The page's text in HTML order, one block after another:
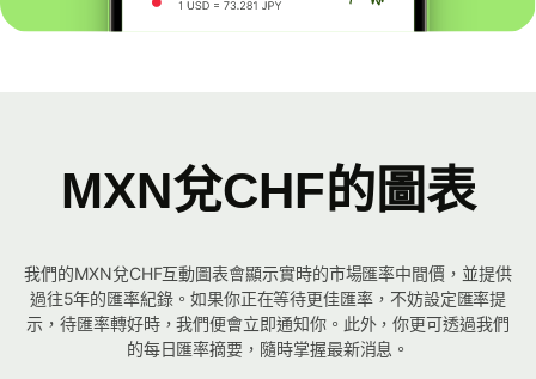
MXN兌CHF的圖表
我們的MXN兌CHF互動圖表會顯示實時的市場匯率中間價，並提供
過往5年的匯率紀錄。如果你正在等待更佳匯率，不妨設定匯率提
示，待匯率轉好時，我們便會立即通知你。此外，你更可透過我們
的每日匯率摘要，隨時掌握最新消息。